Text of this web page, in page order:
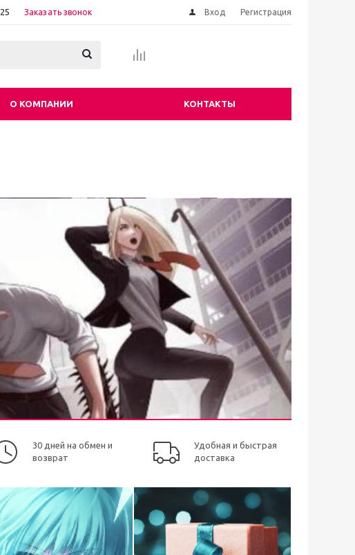
Заказать звонок Вход Регистрация
О КОМПАНИИ КОНТАКТЫ
30 дней на обмен и
возврат
Удобная и быстрая
доставка